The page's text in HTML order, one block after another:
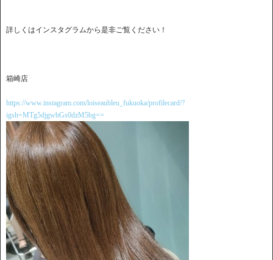
詳しくはインスタグラムから是非ご覧ください！
箱崎店
https://www.instagram.com/loiseaubleu_fukuoka/profilecard/?
igsh=MTg5djgwbGs0dzM5bg==